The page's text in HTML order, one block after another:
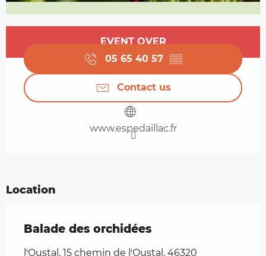
Opening hours & contact details
EVENT OVER
05 65 40 57 ▒▒
Contact us
www.espedaillac.fr
Location
Balade des orchidées
l'Oustal, 15 chemin de l'Oustal, 46320